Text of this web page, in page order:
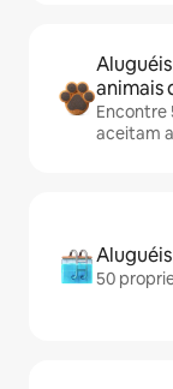
animais
Encontre
aceitam
50